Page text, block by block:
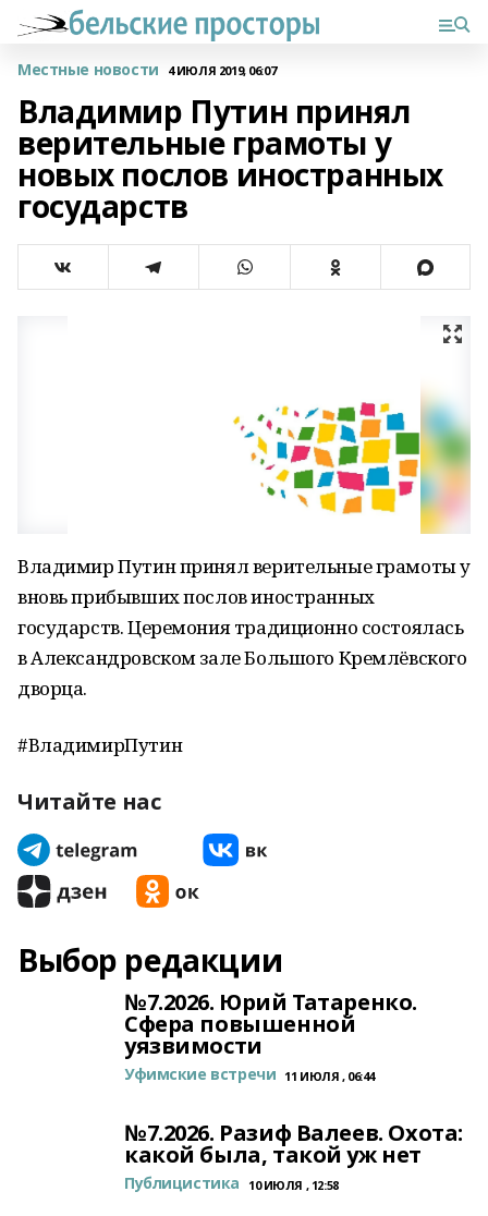
Местные новости 4 ИЮЛЯ 2019, 06:07
Владимир Путин принял
верительные грамоты у
новых послов иностранных
государств
Владимир Путин принял верительные грамоты у
вновь прибывших послов иностранных
государств. Церемония традиционно состоялась
в Александровском зале Большого Кремлёвского
дворца.
#ВладимирПутин
Читайте нас
Выбор редакции
№7.2026. Юрий Татаренко.
Сфера повышенной
уязвимости
Уфимские встречи 11 ИЮЛЯ , 06:44
№7.2026. Разиф Валеев. Охота:
какой была, такой уж нет
Публицистика 10 ИЮЛЯ , 12:58